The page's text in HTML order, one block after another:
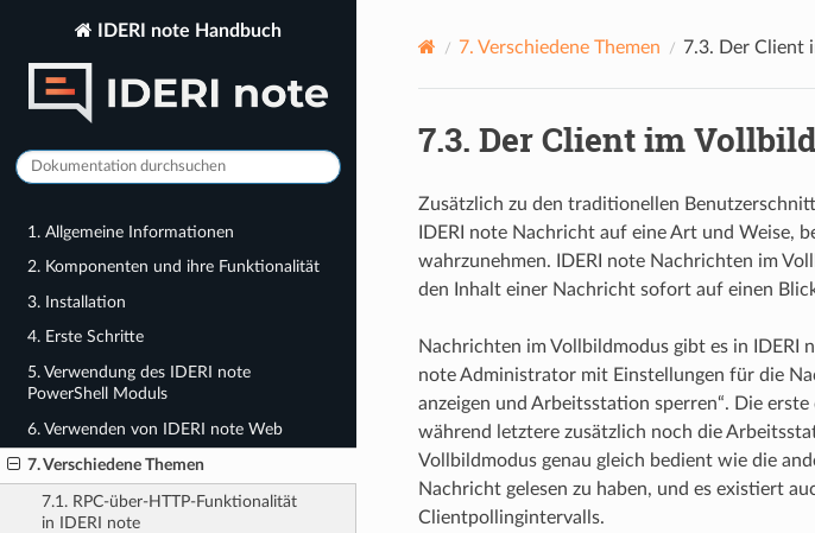
IDERI note Handbuch
1. Allgemeine Informationen
2. Komponenten und ihre Funktionalität
3. Installation
4. Erste Schritte
5. Verwendung des IDERI note
PowerShell Moduls
6. Verwenden von IDERI note Web
7. Verschiedene Themen
7.1. RPC-über-HTTP-Funktionalität
in IDERI note
7. Verschiedene Themen 7.3. Der Client
7.3. Der Client im
Zusätzlich zu den traditionellen
IDERI note Nachricht auf eine Art und Weise,
wahrzunehmen. IDERI note Nachrichten im
den Inhalt einer Nachricht sofort auf einen
Nachrichten im Vollbildmodus gibt es in IDERI
note Administrator mit Einstellungen für die
anzeigen und Arbeitsstation sperren“. Die
während letztere zusätzlich noch die
Vollbildmodus genau gleich bedient wie die
Nachricht gelesen zu haben, und es existiert
Clientpollingintervalls.